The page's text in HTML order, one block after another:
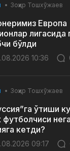
Зоҳир Тошхўжаев
Европа
лигасида
бўлди
10:36
Зоҳир Тошхўжаев
ўтиши
футболчиси
кетди?
09:17